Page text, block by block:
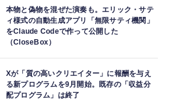
本物と偽物を混ぜた演奏も。エリック・サテ
ィ様式の自動生成アプリ「無限サティ機関」
をClaude Codeで作って公開した
（CloseBox）
Xが「質の高いクリエイター」に報酬を与え
る新プログラムを9月開始。既存の「収益分
配プログラム」は終了